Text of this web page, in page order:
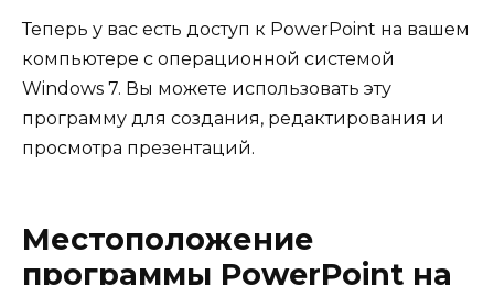
Теперь у вас есть доступ к PowerPoint на вашем
компьютере с операционной системой
Windows 7. Вы можете использовать эту
программу для создания, редактирования и
просмотра презентаций.
Местоположение
программы PowerPoint на